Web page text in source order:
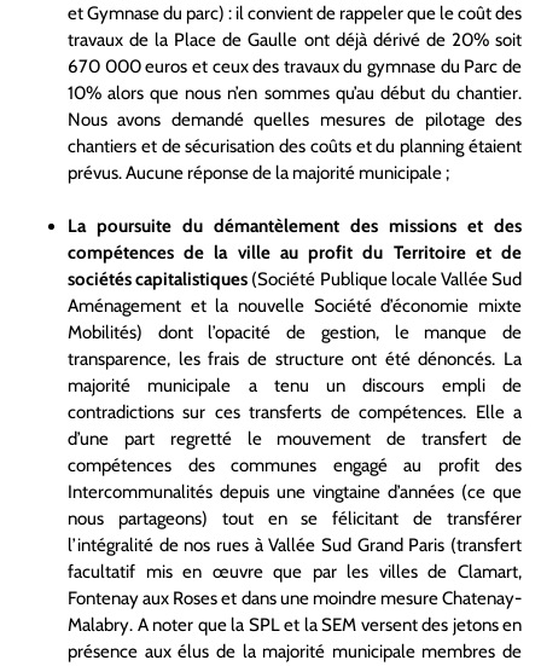
et Gymnase du parc) : il convient de rappeler que le coût des
travaux de la Place de Gaulle ont déjà dérivé de 20% soit
670 000 euros et ceux des travaux du gymnase du Parc de
10% alors que nous n’en sommes qu’au début du chantier.
Nous avons demandé quelles mesures de pilotage des
chantiers et de sécurisation des coûts et du planning étaient
prévus. Aucune réponse de la majorité municipale ;
La poursuite du démantèlement des missions et des
compétences de la ville au profit du Territoire et de
sociétés capitalistiques (Société Publique locale Vallée Sud
Aménagement et la nouvelle Société d’économie mixte
Mobilités) dont l’opacité de gestion, le manque de
transparence, les frais de structure ont été dénoncés. La
majorité municipale a tenu un discours empli de
contradictions sur ces transferts de compétences. Elle a
d’une part regretté le mouvement de transfert de
compétences des communes engagé au profit des
Intercommunalités depuis une vingtaine d’années (ce que
nous partageons) tout en se félicitant de transférer
l’intégralité de nos rues à Vallée Sud Grand Paris (transfert
facultatif mis en œuvre que par les villes de Clamart,
Fontenay aux Roses et dans une moindre mesure Chatenay-
Malabry. A noter que la SPL et la SEM versent des jetons en
présence aux élus de la majorité municipale membres de